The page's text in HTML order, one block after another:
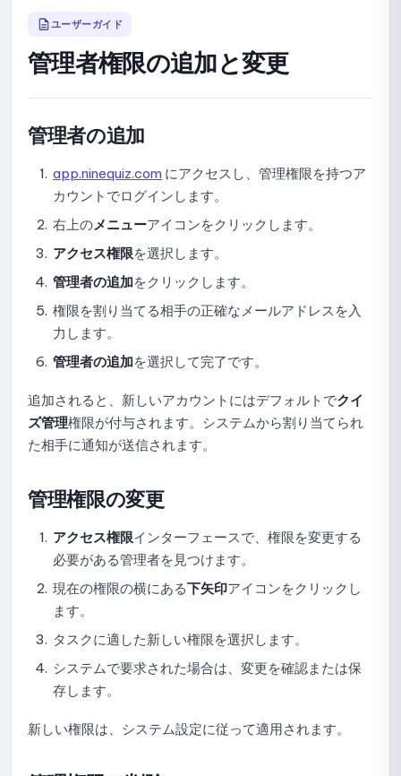
内容またはファイルから問題をインポートする
AIで問題を作成する
ライブラリから問題をランダムに選択する
テストを複数のセクションに分割するためのガイド
テストでの問題形式の使用ガイド
試験結果の表示設定
イド
表示オプションの設定ガイド
提出詳細の表示とスコア確定のガイド
試験監視データの確認方法
試験統計の閲覧ガイド
クイズのコピーガイド
ユーザーガイド
管理者権限の追加と変更
管理者の追加
app.ninequiz.com にアクセスし、管理権限を持つア
カウントでログインします。
右上のメニューアイコンをクリックします。
アクセス権限を選択します。
管理者の追加をクリックします。
権限を割り当てる相手の正確なメールアドレスを入
力します。
管理者の追加を選択して完了です。
追加されると、新しいアカウントにはデフォルトでクイ
ズ管理権限が付与されます。システムから割り当てられ
た相手に通知が送信されます。
管理権限の変更
アクセス権限インターフェースで、権限を変更する
必要がある管理者を見つけます。
現在の権限の横にある下矢印アイコンをクリックし
ます。
タスクに適した新しい権限を選択します。
システムで要求された場合は、変更を確認または保
存します。
新しい権限は、システム設定に従って適用されます。